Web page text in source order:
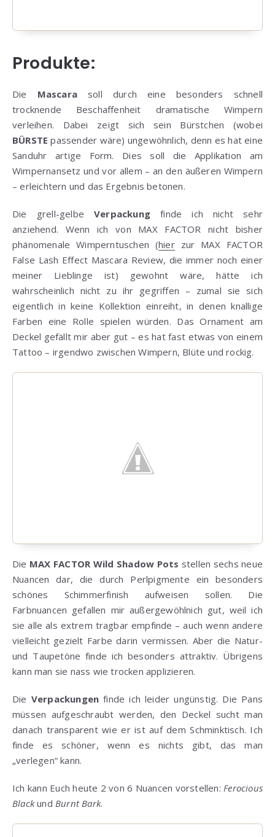
Produkte:
Die Mascara soll durch eine besonders schnell
trocknende Beschaffenheit dramatische Wimpern
verleihen. Dabei zeigt sich sein Bürstchen (wobei
BÜRSTE passender wäre) ungewöhnlich, denn es hat eine
Sanduhr artige Form. Dies soll die Applikation am
Wimpernansetz und vor allem – an den äußeren Wimpern
– erleichtern und das Ergebnis betonen.
Die grell-gelbeVerpackung finde ich nicht sehr
anziehend. Wenn ich von MAX FACTOR nicht bisher
phänomenale Wimperntuschen (hierzur MAX FACTOR
False Lash Effect Mascara Review, die immer noch einer
meiner Lieblinge ist) gewohnt wäre, hätte ich
wahrscheinlich nicht zu ihr gegriffen – zumal sie sich
eigentlich in keine Kollektion einreiht, in denen knallige
Farben eine Rolle spielen würden. Das Ornament am
Deckel gefällt mir aber gut – es hat fast etwas von einem
Tattoo – irgendwo zwischen Wimpern, Blüte und rockig.
Die MAX FACTOR Wild Shadow Pots stellen sechs neue
Nuancen dar, die durch Perlpigmente ein besonders
schönes Schimmerfinish aufweisen sollen. Die
Farbnuancen gefallen mir außergewöhlnich gut, weil ich
sie alle als extrem tragbar empfinde – auch wenn andere
vielleicht gezielt Farbe darin vermissen. Aber die Natur-
und Taupetöne finde ich besonders attraktiv. Übrigens
kann man sie nass wie trocken applizieren.
Die Verpackungen finde ich leider ungünstig. Die Pans
müssen aufgeschraubt werden, den Deckel sucht man
danach transparent wie er ist auf dem Schminktisch. Ich
finde es schöner, wenn es nichts gibt, das man
„verlegen“ kann.
Ich kann Euch heute 2 von 6 Nuancen vorstellen: Ferocious
Blackund Burnt Bark.